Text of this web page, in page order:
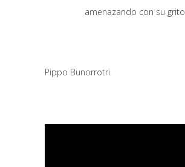
amenazando con su grito.
Pippo Bunorrotri.